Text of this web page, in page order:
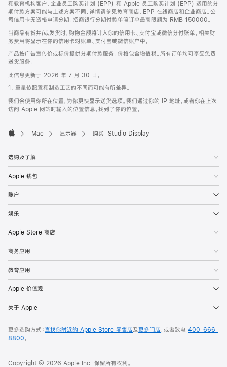
和教育机构客户、企业员工购买计划 (EPP) 和 Apple 员工购买计划 (EPP) 适用的分
期付款方案可能与上述方案不同，详情请参见教育商店、EPP 在线商店和企业商店。公
司信用卡无资格申请分期。招商银行分期付款单笔订单最高限额为 RMB 150000。
当商品有货并/或发货时，购物金额将计入你的信用卡、支付宝或微信分付账单。相关财
务费用将显示在你的信用卡对账单、支付宝或微信账户中。
产品按广告宣传价或标价提供分期付款服务。价格包含增值税。所有订单均可享受免费
送货服务。
此信息更新于 2026 年 7 月 30 日。
1. 重量依配置和制造工艺的不同而可能有所差异。
我们会使用你所在位置，为你更快显示送货选项。我们通过你的 IP 地址，或者你在上次
访问 Apple 网站时输入的位置信息，找到了你的位置。
Mac 显示器 购买 Studio Display
选购及了解
Apple 钱包
账户
娱乐
Apple Store 商店
商务应用
教育应用
Apple 价值观
关于 Apple
更多选购方式：查找你附近的 Apple Store 零售店及更多门店，或者致电 400-666-
8800。
Copyright © 2026 Apple Inc. 保留所有权利。